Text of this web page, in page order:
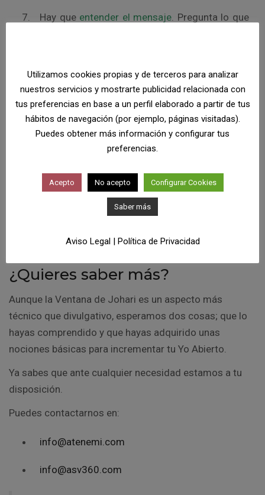
Hay que entender el mensaje. Pregunta lo que
Simplemente escucha y mantén las preguntas
sólo sobre aquello que no entiendas o que
quieras conocer mejor.
Debemos ser empáticos, evitar prejuicios y
entender lo que el otro dice sin más, sin
sin juicios.
Toma notas de lo que se te dice.
Este decálogo es fundamental para conseguir el
¿Quieres saber más?
Aunque la Ventana de Johari es un aspecto más
técnico que divulgativo, esperamos dos cosas; que lo
hayas comprendido y que hayas adquirido unas
nociones básicas para incrementar tu Yo Abierto.
Ya sabes que ante cualquier necesidad estamos a tu
disposición.
Puedes contactarnos en:
info@atenemi.com
info@asv360.com
Utilizamos cookies propias y de terceros para analizar
nuestros servicios y mostrarte publicidad relacionada con
tus preferencias en base a un perfil elaborado a partir de tus
hábitos de navegación (por ejemplo, páginas visitadas).
Puedes obtener más información y configurar tus
preferencias.
Acepto No acepto Configurar Cookies
Saber más
Aviso Legal Política de Privacidad